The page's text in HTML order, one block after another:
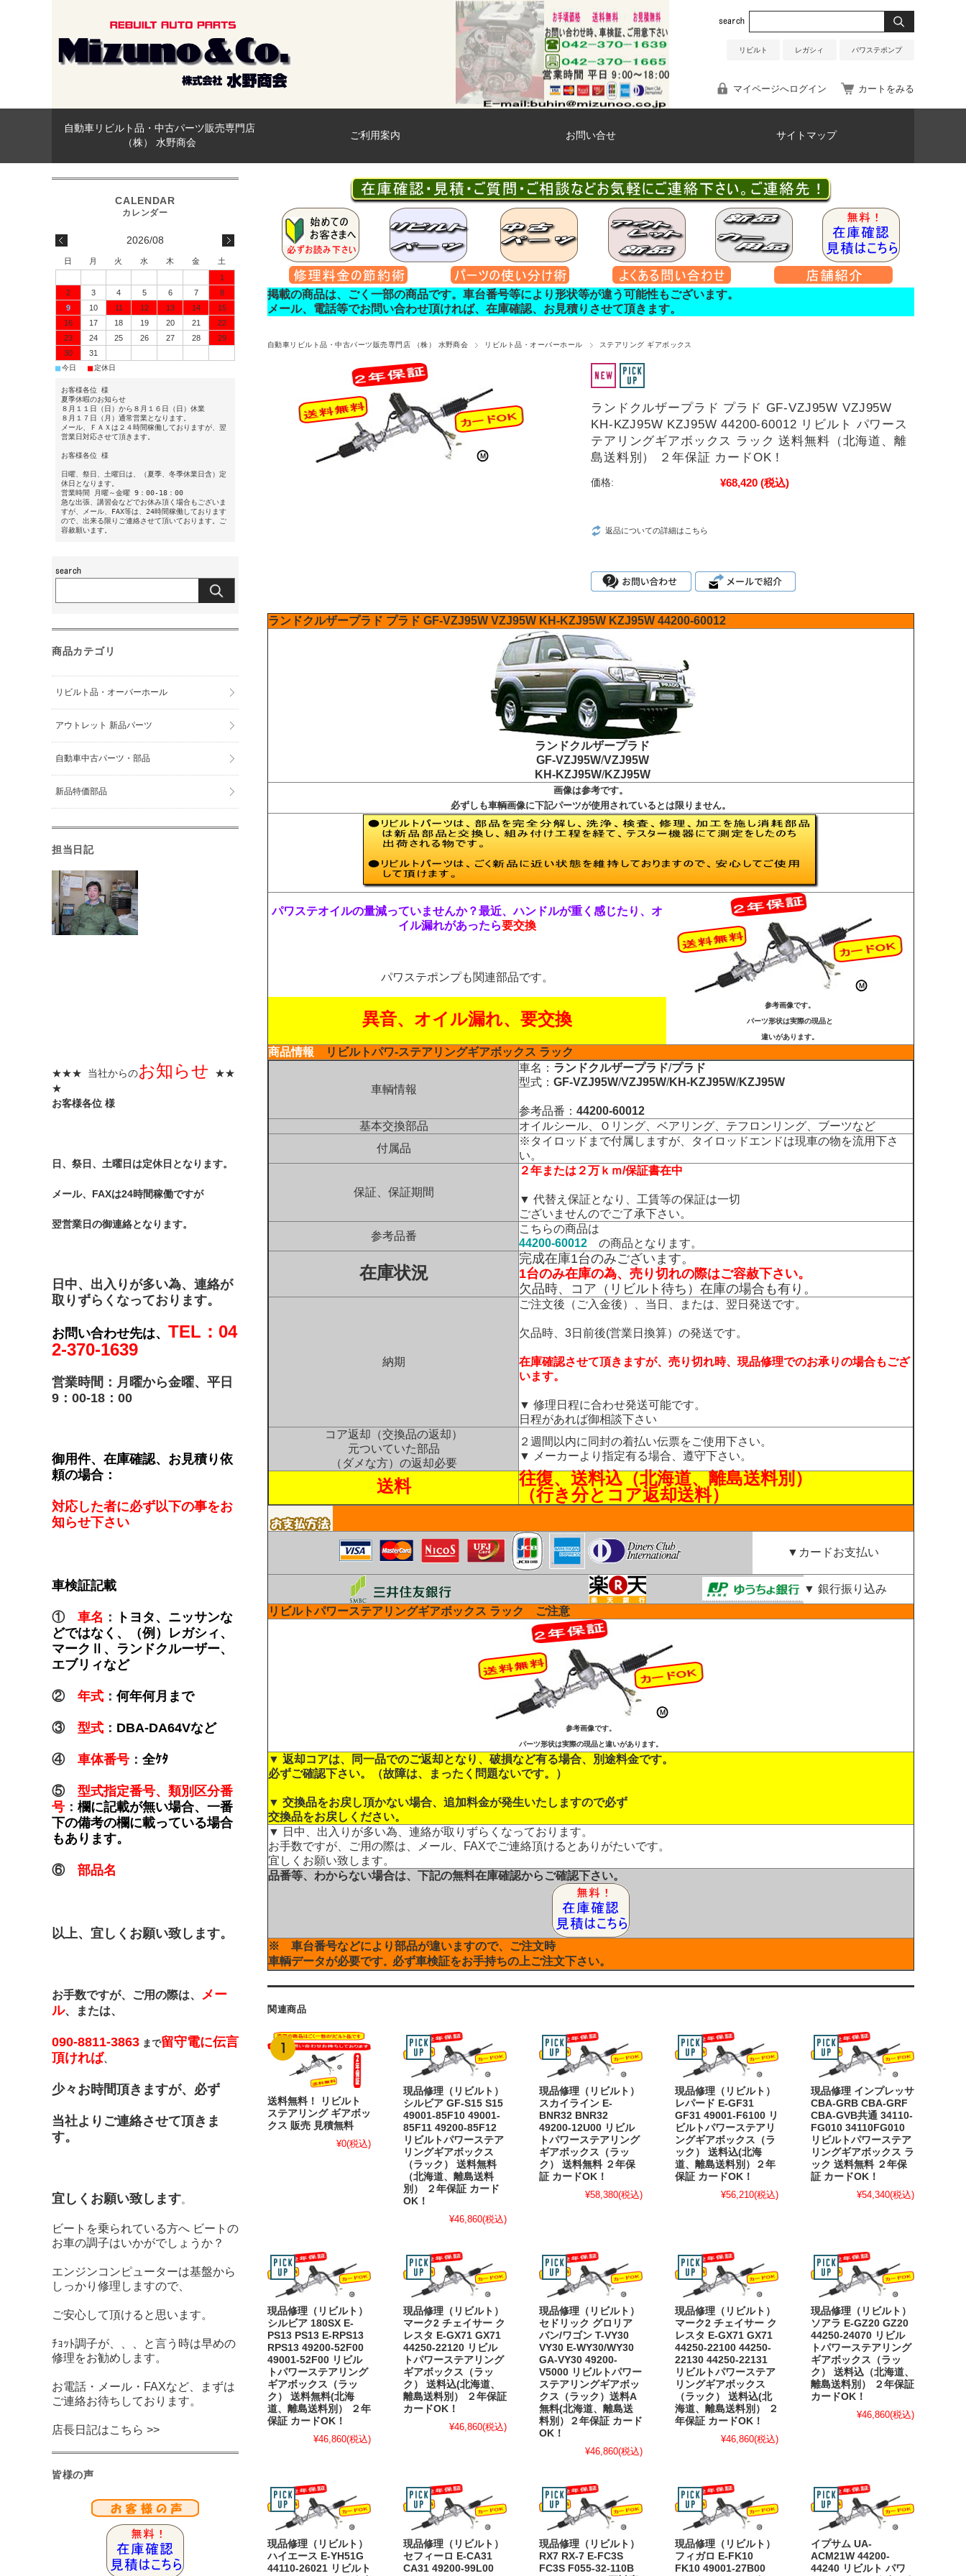
リビルト レガシィ パワステポンプ
マイページへログイン カートをみる
自動車リビルト品・中古パーツ販売専門店
（株） 水野商会
ご利用案内 お問い合せ サイトマップ
掲載の商品は、ごく一部の商品です。車台番号等により形状等が違う可能性もございます。
メール、電話等でお問い合わせ頂ければ、在庫確認、お見積りさせて頂きます。
自動車リビルト品・中古パーツ販売専門店 （株） 水野商会 リビルト品・オーバーホール ステアリング ギアボックス
ランドクルザープラド プラド GF-VZJ95W VZJ95W
KH-KZJ95W KZJ95W 44200-60012 リビルト パワース
テアリングギアボックス ラック 送料無料（北海道、離
島送料別） ２年保証 カードOK！
価格: ¥68,420 (税込)
返品についての詳細はこちら
ランドクルザープラド プラド GF-VZJ95W VZJ95W KH-KZJ95W KZJ95W 44200-60012
ランドクルザープラド
GF-VZJ95W/VZJ95W
KH-KZJ95W/KZJ95W
画像は参考です。
必ずしも車輌画像に下記パーツが使用されているとは限りません。
パワステオイルの量減っていませんか？最近、ハンドルが重く感じたり、オ
イル漏れがあったら要交換
パワステポンプも関連部品です。
異音、オイル漏れ、要交換
参考画像です。
パーツ形状は実際の現品と
違いがあります。
商品情報 リビルトパワ-ステアリングギアボックス ラック
車輌情報
車名： ランドクルザープラド/プラド
型式： GF-VZJ95W/VZJ95W/KH-KZJ95W/KZJ95W
参考品番： 44200-60012
基本交換部品
オイルシール、Ｏリング、ベアリング、テフロンリング、ブーツなど
付属品
※タイロッドまで付属しますが、タイロッドエンドは現車の物を流用下さ
い。
保証、保証期間
２年または２万ｋｍ/保証書在中
▼ 代替え保証となり、工賃等の保証は一切
ございませんのでご了承下さい。
参考品番
こちらの商品は
44200-60012 の商品となります。
在庫状況
完成在庫1台のみございます。
1台のみ在庫の為、売り切れの際はご容赦下さい。
欠品時、コア（リビルト待ち）在庫の場合も有り。
納期
ご注文後（ご入金後）、当日、または、翌日発送です。
欠品時、3日前後(営業日換算）の発送です。
在庫確認させて頂きますが、売り切れ時、現品修理でのお承りの場合もござ
います。
▼ 修理日程に合わせ発送可能です。
日程があれば御相談下さい
コア返却（交換品の返却）
元ついていた部品
（ダメな方）の返却必要
２週間以内に同封の着払い伝票をご使用下さい。
▼ メーカーより指定有る場合、遵守下さい。
送料
往復、送料込（北海道、離島送料別）
（行き分とコア返却送料）
▼カードお支払い
▼ 銀行振り込み
リビルトパワーステアリングギアボックス ラック ご注意
参考画像です。
パーツ形状は実際の現品と違いがあります。
▼ 返却コアは、同一品でのご返却となり、破損など有る場合、別途料金です。
必ずご確認下さい。（故障は、まったく問題ないです。）
▼ 交換品をお戻し頂かない場合、追加料金が発生いたしますので必ず
交換品をお戻しください。
▼ 日中、出入りが多い為、連絡が取りずらくなっております。
お手数ですが、ご用の際は、メール、FAXでご連絡頂けるとありがたいです。
宜しくお願い致します。
品番等、わからない場合は、下記の無料在庫確認からご確認下さい。
※ 車台番号などにより部品が違いますので、ご注文時
車輌データが必要です。 必ず車検証をお手持ちの上ご注文下さい。
関連商品
送料無料！ リビルト
ステアリング ギアボッ
クス 販売 見積無料
¥0(税込)
現品修理（リビルト）
シルビア GF-S15 S15
49001-85F10 49001-
85F11 49200-85F12
リビルトパワーステア
リングギアボックス
（ラック） 送料無料
（北海道、離島送料
別） ２年保証 カード
OK！
¥46,860(税込)
現品修理（リビルト）
スカイライン E-
BNR32 BNR32
49200-12U00 リビル
トパワーステアリング
ギアボックス（ラッ
ク） 送料無料 ２年保
証 カードOK！
¥58,380(税込)
現品修理（リビルト）
レパード E-GF31
GF31 49001-F6100 リ
ビルトパワーステアリ
ングギアボックス（ラ
ック） 送料込(北海
道、離島送料別）２年
保証 カードOK！
¥56,210(税込)
現品修理 インプレッサ
CBA-GRB CBA-GRF
CBA-GVB共通 34110-
FG010 34110FG010
リビルトパワーステア
リングギアボックス ラ
ック 送料無料 ２年保
証 カードOK！
¥54,340(税込)
現品修理（リビルト）
シルビア 180SX E-
PS13 PS13 E-RPS13
RPS13 49200-52F00
49001-52F00 リビル
トパワーステアリング
ギアボックス（ラッ
ク） 送料無料(北海
道、離島送料別） ２年
保証 カードOK！
¥46,860(税込)
現品修理（リビルト）
マーク2 チェイサー ク
レスタ E-GX71 GX71
44250-22120 リビル
トパワーステアリング
ギアボックス（ラッ
ク） 送料込(北海道、
離島送料別） ２年保証
カードOK！
¥46,860(税込)
現品修理（リビルト）
セドリック グロリア
バン/ワゴン T-VY30
VY30 E-WY30/WY30
GA-VY30 49200-
V5000 リビルトパワー
ステアリングギアボッ
クス（ラック）送料A
無料(北海道、離島送
料別）２年保証 カード
OK！
¥46,860(税込)
現品修理（リビルト）
マーク2 チェイサー ク
レスタ E-GX71 GX71
44250-22100 44250-
22130 44250-22131
リビルトパワーステア
リングギアボックス
（ラック） 送料込(北
海道、離島送料別） ２
年保証 カードOK！
¥46,860(税込)
現品修理（リビルト）
ソアラ E-GZ20 GZ20
44250-24070 リビル
トパワーステアリング
ギアボックス（ラッ
ク） 送料込（北海道、
離島送料別） ２年保証
カードOK！
¥46,860(税込)
現品修理（リビルト）
ハイエース E-YH51G
44110-26021 リビルト
現品修理（リビルト）
セフィーロ E-CA31
CA31 49200-99L00
現品修理（リビルト）
RX7 RX-7 E-FC3S
FC3S F055-32-110B
現品修理（リビルト）
フィガロ E-FK10
FK10 49001-27B00
イプサム UA-
ACM21W 44200-
44240 リビルト パワ
2026/08
日 月 火 水 木 金
土
1
2
3 4 5 6 7
8
9
10 11 12 13 14
15
16
17 18 19 20 21
22
23
24 25 26 27 28
29
30
31
■今日 ■定休日
お客様各位 様
夏季休暇のお知らせ
８月１１日（日）から８月１６日（日）休業
８月１７日（月）通常営業となります。
メール、ＦＡＸは２４時間稼働しておりますが、翌
営業日対応させて頂きます。
お客様各位 様
日曜、祭日、土曜日は、（夏季、冬季休業日含）定
休日となります。
営業時間 月曜～金曜 9：00-18：00
急な出張、講習会などでお休み頂く場合もございま
すが、メール、FAX等は、24時間稼働しております
ので、出来る限りご連絡させて頂いております。ご
容赦願います。
商品カテゴリ
リビルト品・オーバーホール
アウトレット 新品パーツ
自動車中古パーツ・部品
新品特価部品
担当日記
★★★ 当社からのお知らせ
★★
★
お客様各位 様
日、祭日、土曜日は定休日となります。
メール、FAXは24時間稼働ですが
翌営業日の御連絡となります。
日中、出入りが多い為、連絡が
取りずらくなっております。
お問い合わせ先は、 TEL：04
2-370-1639
営業時間：月曜から金曜、平日
9：00-18：00
御用件、在庫確認、お見積り依
頼の場合：
対応した者に必ず以下の事をお
知らせ下さい
車検証記載
① 車名 ：
トヨタ、ニッサンな
どではなく、（例）レガシィ、
マークⅡ、ランドクルーザー、
エブリィなど
② 年式 ： 何年何月まで
③ 型式 ： DBA-DA64Vなど
④ 車体番号 ： 全ｹﾀ
⑤ 型式指定番号、類別区分番
号 ： 欄に記載が無い場合、一番
下の備考の欄に載っている場合
もあります。
⑥ 部品名
以上、宜しくお願い致します。
お手数ですが、ご用の際は、 メー
ル、または、
090-8811-3863 まで留守電に伝言
頂ければ、
少々お時間頂きますが、必ず
当社よりご連絡させて頂きま
す。
宜しくお願い致します。
ビートを乗られている方へ ビートの
お車の調子はいかがでしょうか？
エンジンコンピューターは基盤から
しっかり修理しますので、
ご安心して頂けると思います。
ﾁｮｯﾄ調子が、、、と言う時は早めの
修理をお勧めします。
お電話・メール・FAXなど、まずは
ご連絡お待ちしております。
店長日記はこちら >>
皆様の声